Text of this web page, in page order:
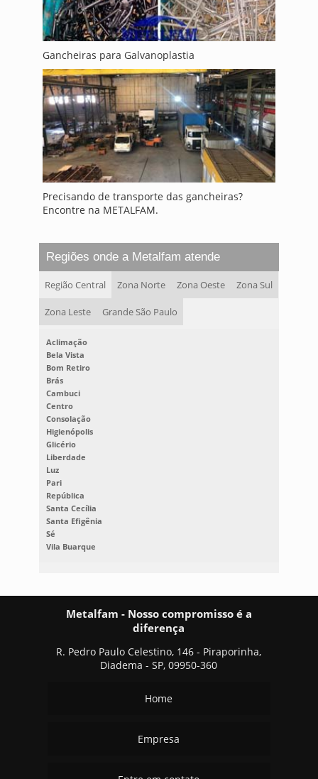
Gancheiras para Galvanoplastia
Precisando de transporte das gancheiras?
Encontre na METALFAM.
Regiões onde a Metalfam atende
Região Central Zona Norte Zona Oeste Zona Sul
Zona Leste Grande São Paulo
Aclimação
Bela Vista
Bom Retiro
Brás
Cambuci
Centro
Consolação
Higienópolis
Glicério
Liberdade
Luz
Pari
República
Santa Cecília
Santa Efigênia
Sé
Vila Buarque
Metalfam - Nosso compromisso é a
diferença
R. Pedro Paulo Celestino, 146 - Piraporinha,
Diadema - SP, 09950-360
Home
Empresa